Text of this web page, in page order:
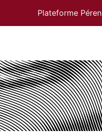
Plateforme Péren